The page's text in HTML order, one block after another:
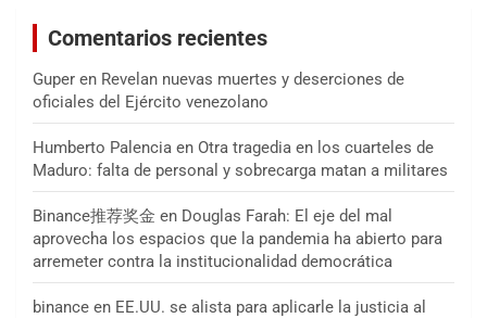
Comentarios recientes
Guper en Revelan nuevas muertes y deserciones de
oficiales del Ejército venezolano
Humberto Palencia en Otra tragedia en los cuarteles de
Maduro: falta de personal y sobrecarga matan a militares
Binance推荐奖金 en Douglas Farah: El eje del mal
aprovecha los espacios que la pandemia ha abierto para
arremeter contra la institucionalidad democrática
binance en EE.UU. se alista para aplicarle la justicia al